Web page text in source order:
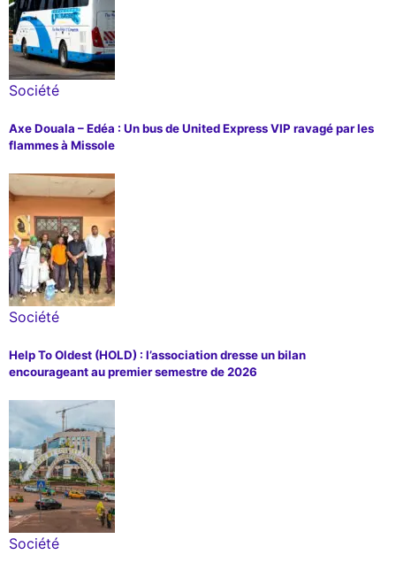
Société
Axe Douala – Edéa : Un bus de United Express VIP ravagé par les
flammes à Missole
Société
Help To Oldest (HOLD) : l’association dresse un bilan
encourageant au premier semestre de 2026
Société